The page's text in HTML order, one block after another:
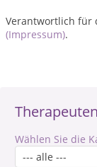
Wählen Sie die
Verantwortlich für
(Impressum).